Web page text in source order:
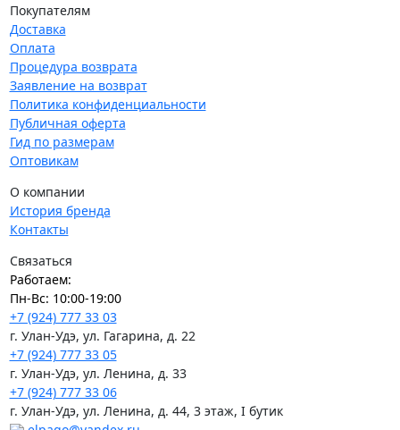
Покупателям
Доставка
Оплата
Процедура возврата
Заявление на возврат
Политика конфиденциальности
Публичная оферта
Гид по размерам
Оптовикам
О компании
История бренда
Контакты
Связаться
Работаем:
Пн-Вс: 10:00-19:00
+7 (924) 777 33 03
г. Улан-Удэ, ул. Гагарина, д. 22
+7 (924) 777 33 05
г. Улан-Удэ, ул. Ленина, д. 33
+7 (924) 777 33 06
г. Улан-Удэ, ул. Ленина, д. 44, 3 этаж, I бутик